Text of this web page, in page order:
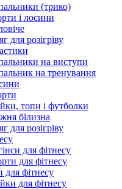
(трико)
і лосини
для розігріву
на виступи
на тренування
топи і футболки
білизна
для розігріву
для фітнесу
для фітнесу
для фітнесу
для фітнесу